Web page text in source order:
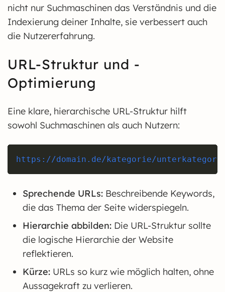
nicht nur Suchmaschinen das Verständnis und die
Indexierung deiner Inhalte, sie verbessert auch
die Nutzererfahrung.
URL-Struktur und -
Optimierung
Eine klare, hierarchische URL-Struktur hilft
sowohl Suchmaschinen als auch Nutzern:
https://domain.de/kategorie/ Copy
Sprechende URLs: Beschreibende Keywords,
die das Thema der Seite widerspiegeln.
Hierarchie abbilden: Die URL-Struktur sollte
die logische Hierarchie der Website
reflektieren.
Kürze: URLs so kurz wie möglich halten, ohne
Aussagekraft zu verlieren.